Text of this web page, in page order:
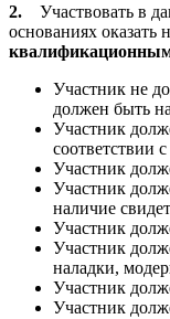
2.
Участвовать в
основаниях
Участник не
должен быть
Участник
соответствии
Участник
Участник
наличие
Участник
Участник
наладки,
Участник
Участник